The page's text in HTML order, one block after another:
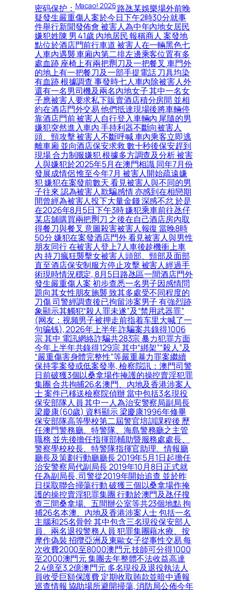
密码保护：Macao! 2026路氹某娛樂場外前晚
疑發生嚴重傷人案於今日下午2時30分就事
件舉行新聞發佈會 被害人為中年內地女居民
嫌犯姓陳 男 41歲 內地居民 報稱商人 案發地
點位於酒店門前行車道 被害人在一輛黑色七
人車內遇襲 車廂內第二排左邊乘客位置有多
處血跡 座椅上有兩把𠝹刀及一把餐叉 車門外
的地上有一把餐刀及一部手提電話 刀具均染
有血跡 根據調查 事發時七人車內除被害人外
還有一名男司機及兩名內地女子 其中一名女
子應被害人要求私下販賣酒店積分房間 並相
約在酒店門外交易 他們抵達現場後將車輛停
靠酒店門前 被害人自行登入車輛內 尾隨的男
嫌犯突然進入車內 手持利器不斷向被害人
頭、頸攻擊 被害人不斷呼喊 車內乘客立即逃
離車廂 並向酒店保安求救 數十秒後保安趕到
現場 合力制服嫌犯 根據多方調查及分析 被害
人與嫌犯於2025年5月在澳門相識 同年7月份
發展成情侶 惟至今年7月 被害人開始疏遠嫌
犯 嫌犯在案發前數天 看見被害人與不同的男
子往來 認為被害人欺騙感情 亦感到在相戀期
間曾經為被害人投下大量金錢 深感不忿 於是
在2026年8月5日下午3時 嫌犯乘車前往氹仔
某店舖購買兩把𠝹刀 之後在自己酒店房內取
得餐刀與餐叉 意圖殺害被害人報復 當晚8時
50分 嫌犯在案發酒店門外 看見被害人與男性
朋友同行 在被害人登上7人車後趁機衝上車
內 持刀瘋狂襲擊女被害人頭部、頸部及面部
直至酒店保安制服方停止攻擊 被害人經過手
術現時情況穩定, 8月5日路氹區一間酒店門外
發生嚴重傷人案 初步查悉一名男子因感情問
題向其女性朋友施襲 致其多處受不同程度的
刀傷 司警經調查後已拘留涉案男子 有強烈跡
象顯示其觸犯“殺人罪未遂”及“禁用武器罪”
(网友：视频男子被押走前指着车里大喊了一
句骗钱), 2026年上半年 詐騙案共錄得1006
宗 其中 電訊網絡詐騙共283宗 暴力犯罪方面
今年上半年共錄得129宗 其中“綁架”“殺人”及
“嚴重傷害身體完整性”等嚴重暴力罪案繼續
保持零案發或低案發率, 檢察院訊：澳門司警
日前破獲3個以桑拿場作掩護的操控賣淫犯罪
集團 合共拘捕26名澳門、內地及香港涉案人
士 案件已移送檢察院偵辦 當中包括3名現役
保安部隊人員 其中一人為治安警察局副局長
梁慶康(60歲) 資料顯示 梁慶康1996年修畢
保安部隊高等學校第二屆警官培訓課程後 歷
任澳門警務廳、特警隊、海島警務廳之主管
職務 並先後擔任指揮部輔助暨服務處處長、
警察學校校長、特警隊指揮官助理、情報廳
廳長及策劃行動廳廳長 2019年5月1日起擔任
治安警察局代副局長 2019年10月8日正式就
任為副局長, 司警從2019年開始追查 並於昨
日採取聯合掃蕩行動 破獲三個以桑拿場作掩
護的操控賣淫犯罪集團 行動於澳門及氹仔搜
查三間桑拿場、五間辦公室等共23個地點 拘
捕26名本澳、內地及香港涉案人士 包括一名
主腦和25名骨幹 其中包含三名現役保安部人
員、兩名退役警務人員 犯罪集團藉水療、按
摩作偽裝 招攬亞洲及東歐女子從事性交易 每
次收費2000至8000澳門元 技師可分得1000
至2000澳門元 集團去年整體不法收益高達
2.4億至3.2億澳門元 多名現役及退役執法人
員收受巨額保護費 定期收取賄款並暗中通報
巡查情報 協助場所避開掃蕩, 消防局公佈今年